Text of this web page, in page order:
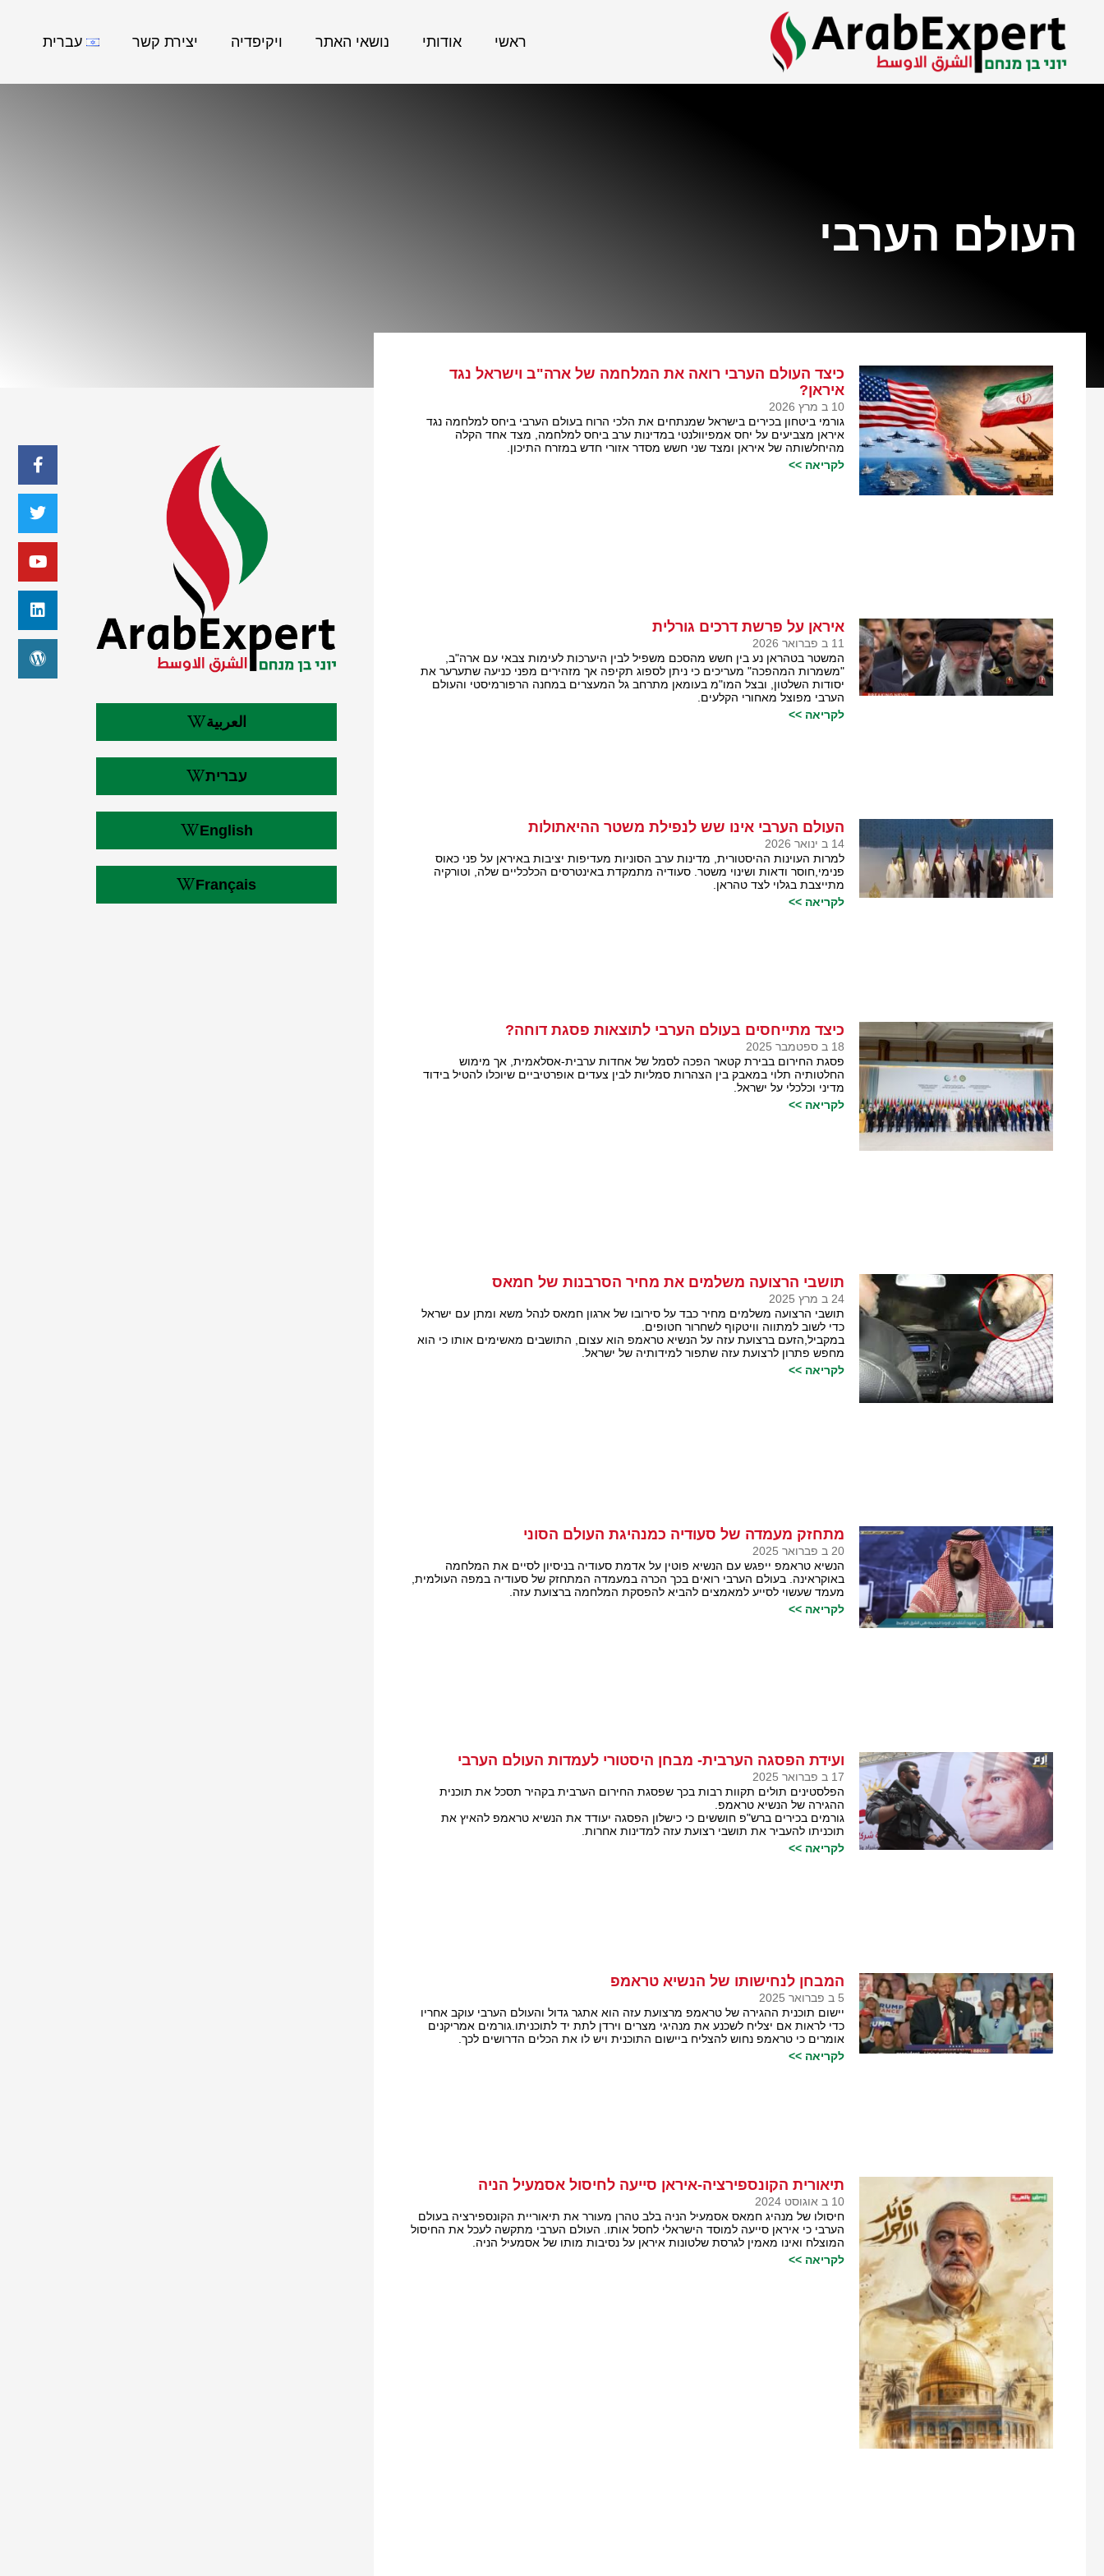
ראשי אודותי נושאי האתר ויקיפדיה יצירת קשר עברית
העולם הערבי
כיצד העולם הערבי רואה את המלחמה של ארה"ב וישראל נגד
איראן?
10 ב מרץ 2026
גורמי ביטחון בכירים בישראל שמנתחים את הלכי הרוח בעולם הערבי ביחס למלחמה נגד
איראן מצביעים על יחס אמפיוולנטי במדינות ערב ביחס למלחמה, מצד אחד הקלה
מהיחלשותה של איראן ומצד שני חשש מסדר אזורי חדש במזרח התיכון.
לקריאה >>
איראן על פרשת דרכים גורלית
11 ב פברואר 2026
המשטר בטהראן נע בין חשש מהסכם משפיל לבין היערכות לעימות צבאי עם ארה"ב,
"משמרות המהפכה" מעריכים כי ניתן לספוג תקיפה אך מזהירים מפני כניעה שתערער את
יסודות השלטון, ובצל המו"מ בעומאן מתרחב גל המעצרים במחנה הרפורמיסטי והעולם
הערבי מפוצל מאחורי הקלעים.
לקריאה >>
העולם הערבי אינו שש לנפילת משטר ההיאתולות
14 ב ינואר 2026
למרות העוינות ההיסטורית, מדינות ערב הסוניות מעדיפות יציבות באיראן על פני כאוס
פנימי,חוסר ודאות ושינוי משטר. סעודיה מתמקדת באינטרסים הכלכליים שלה, וטורקיה
מתייצבת בגלוי לצד טהראן.
לקריאה >>
כיצד מתייחסים בעולם הערבי לתוצאות פסגת דוחה?
18 ב ספטמבר 2025
פסגת החירום בבירת קטאר הפכה לסמל של אחדות ערבית-אסלאמית, אך מימוש
החלטותיה תלוי במאבק בין הצהרות סמליות לבין צעדים אופרטיביים שיוכלו להטיל בידוד
מדיני וכלכלי על ישראל.
לקריאה >>
תושבי הרצועה משלמים את מחיר הסרבנות של חמאס
24 ב מרץ 2025
תושבי הרצועה משלמים מחיר כבד על סירובו של ארגון חמאס לנהל משא ומתן עם ישראל
כדי לשוב למתווה וויטקוף לשחרור חטופים.
במקביל,הזעם ברצועת עזה על הנשיא טראמפ הוא עצום, התושבים מאשימים אותו כי הוא
מחפש פתרון לרצועת עזה שתפור למידותיה של ישראל.
לקריאה >>
מתחזק מעמדה של סעודיה כמנהיגת העולם הסוני
20 ב פברואר 2025
הנשיא טראמפ ייפגש עם הנשיא פוטין על אדמת סעודיה בניסיון לסיים את המלחמה
באוקראינה. בעולם הערבי רואים בכך הכרה במעמדה המתחזק של סעודיה במפה העולמית,
מעמד שעשוי לסייע למאמצים להביא להפסקת המלחמה ברצועת עזה.
לקריאה >>
ועידת הפסגה הערבית- מבחן היסטורי לעמדות העולם הערבי
17 ב פברואר 2025
הפלסטינים תולים תקוות רבות בכך שפסגת החירום הערבית בקהיר תסכל את תוכנית
ההגירה של הנשיא טראמפ.
גורמים בכירים ברש"פ חוששים כי כישלון הפסגה יעודד את הנשיא טראמפ להאיץ את
תוכניתו להעביר את תושבי רצועת עזה למדינות אחרות.
לקריאה >>
המבחן לנחישותו של הנשיא טראמפ
5 ב פברואר 2025
יישום תוכנית ההגירה של טראמפ מרצועת עזה הוא אתגר גדול והעולם הערבי עוקב אחריו
כדי לראות אם יצליח לשכנע את מנהיגי מצרים וירדן לתת יד לתוכניתו.גורמים אמריקנים
אומרים כי טראמפ נחוש להצליח ביישום התוכנית ויש לו את הכלים הדרושים לכך.
לקריאה >>
תיאורית הקונספירציה-איראן סייעה לחיסול אסמעיל הניה
10 ב אוגוסט 2024
חיסולו של מנהיג חמאס אסמעיל הניה בלב טהרן מעורר את תיאוריית הקונספירציה בעולם
הערבי כי איראן סייעה למוסד הישראלי לחסל אותו. העולם הערבי מתקשה לעכל את החיסול
המוצלח ואינו מאמין לגרסת שלטונות איראן על נסיבות מותו של אסמעיל הניה.
לקריאה >>
العربية
עברית
English
Français